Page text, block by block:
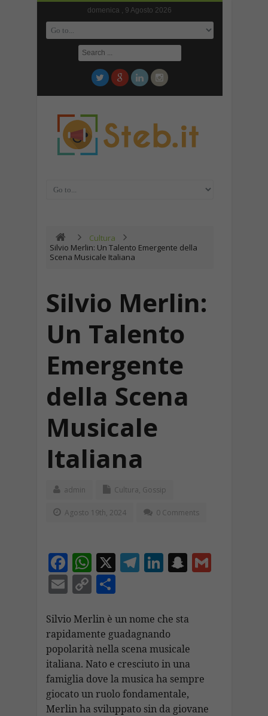
domenica , 9 Agosto 2026
Cultura
Silvio Merlin: Un Talento Emergente della
Scena Musicale Italiana
Silvio Merlin:
Un Talento
Emergente
della Scena
Musicale
Italiana
admin Cultura, Gossip
Agosto 19th, 2024 0 Comments
F
ac
e
b
o
o
k
W
h
at
s
A
p
p
X T
gr
a
m
Li
e
dI
n
S
p
h
at
G
E
ai
l
C
p
y
Li
n
k
C
n
di
vi
di
Silvio Merlin è un nome che sta
rapidamente guadagnando
popolarità nella scena musicale
italiana. Nato e cresciuto in una
famiglia dove la musica ha sempre
giocato un ruolo fondamentale,
Merlin ha sviluppato sin da giovane